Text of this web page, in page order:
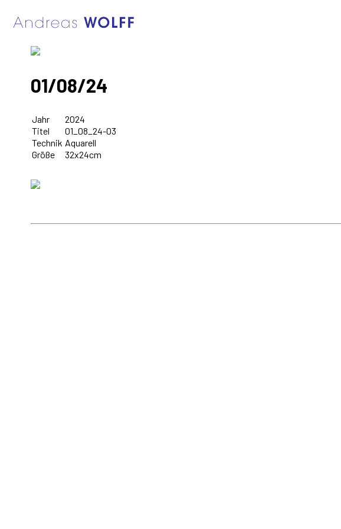
01/08/24
Jahr
2024
Titel
01_08_24-03
Technik Aquarell
Größe
32x24cm